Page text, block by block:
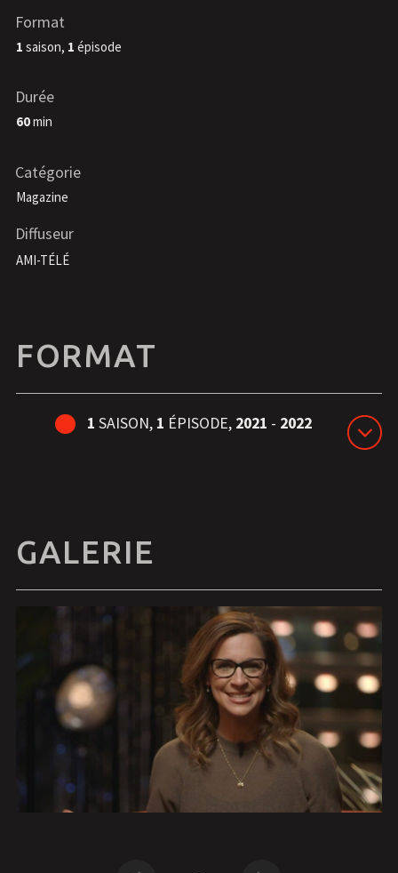
Format
1 saison, 1 épisode
Durée
60min
Catégorie
Magazine
Diffuseur
AMI-TÉLÉ
FORMAT
1 SAISON, 1 ÉPISODE, 2021 - 2022
GALERIE